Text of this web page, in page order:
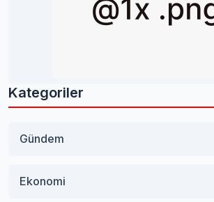
Kategoriler
Gündem
Ekonomi